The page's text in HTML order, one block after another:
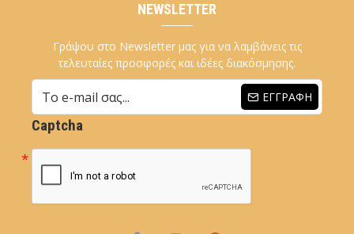
NEWSLETTER
Γράψου στο Newsletter μας για να λαμβάνεις τις
τελευταίες προσφορές και ιδέες διακόσμησης.
ΕΓΓΡΑΦΉ
Captcha